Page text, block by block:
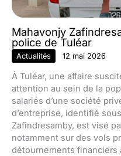
Mahavonjy
police de Tuléar
Actualités 12 mai 2026
À Tuléar, une affaire
attention au sein de la
salariés d’une société
d’entreprise, identifié
Zafindresamby, est visé
notamment sur des vols
détournements financiers